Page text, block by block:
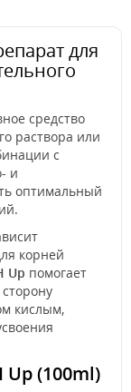
для
средство
раствора или
с
и
оптимальный
корней
Up помогает
кислым,
Up (100ml)